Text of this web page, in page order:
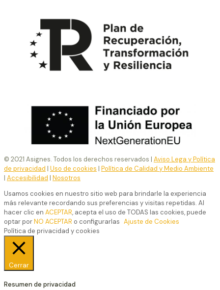
© 2021 Asignes. Todos los derechos reservados | Aviso Lega y Política
de privacidad | Uso de cookies | Política de Calidad y Medio Ambiente
| Accesibilidad | Nosotros
Usamos cookies en nuestro sitio web para brindarle la experiencia
más relevante recordando sus preferencias y visitas repetidas. Al
hacer clic en ACEPTAR, acepta el uso de TODAS las cookies, puede
optar porNO ACEPTAR o configurarlas Ajuste de Cookies
Política de privacidad y cookies
Cerrar
Resumen de privacidad